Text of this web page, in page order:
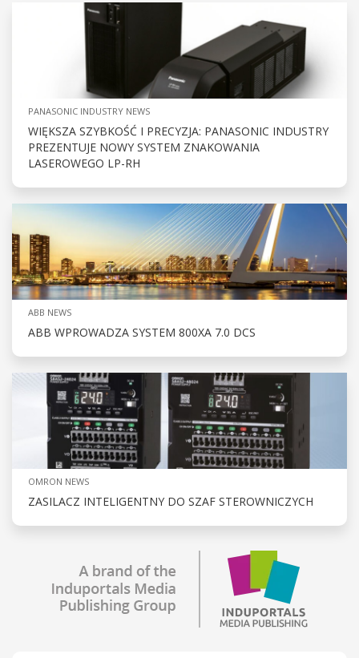
PANASONIC INDUSTRY NEWS
WIĘKSZA SZYBKOŚĆ I PRECYZJA: PANASONIC INDUSTRY
PREZENTUJE NOWY SYSTEM ZNAKOWANIA
LASEROWEGO LP-RH
ABB NEWS
ABB WPROWADZA SYSTEM 800XA 7.0 DCS
OMRON NEWS
ZASILACZ INTELIGENTNY DO SZAF STEROWNICZYCH